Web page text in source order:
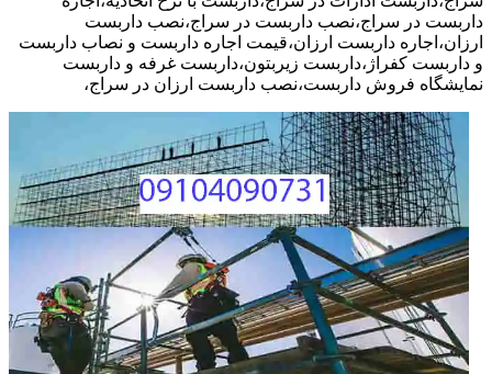
داربست در سراج،نصب داربست در سراج،نصب داربست
ارزان،اجاره داربست ارزان،قیمت اجاره داربست و نصاب داربست
و داربست کفراژ،داربست زیربتون،داربست غرفه و داربست
نمایشگاه فروش داربست،نصب داربست ارزان در سراج،